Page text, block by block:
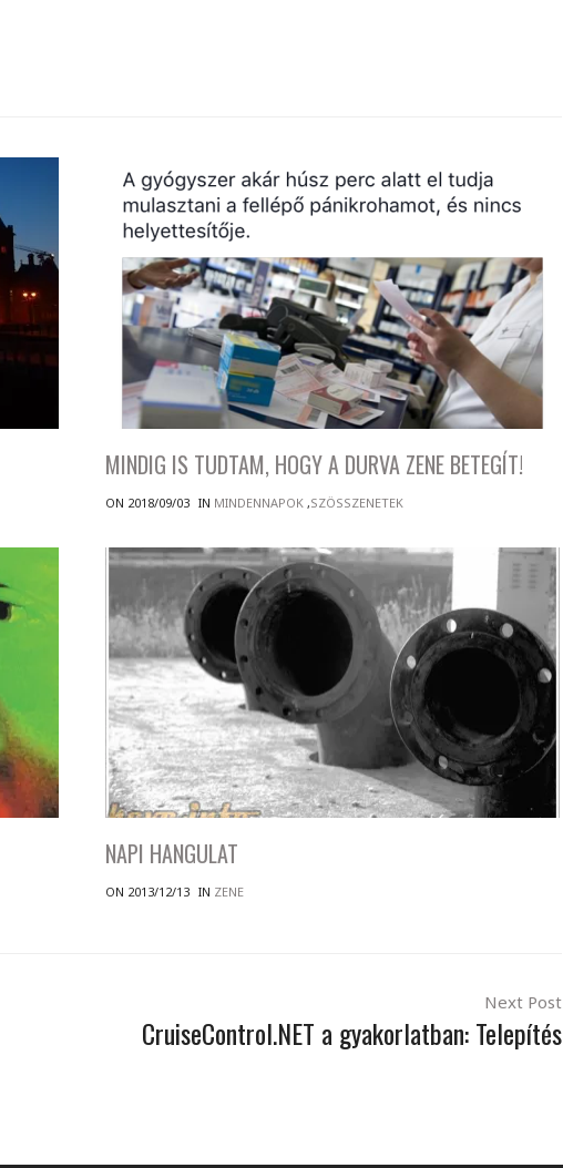
MINDIG IS TUDTAM, HOGY A DURVA ZENE BETEGÍT!
ON 2018/09/03 IN MINDENNAPOK ,SZÖSSZENETEK
NAPI HANGULAT
ON 2013/12/13 IN ZENE
Next Post
CruiseControl.NET a gyakorlatban: Telepítés